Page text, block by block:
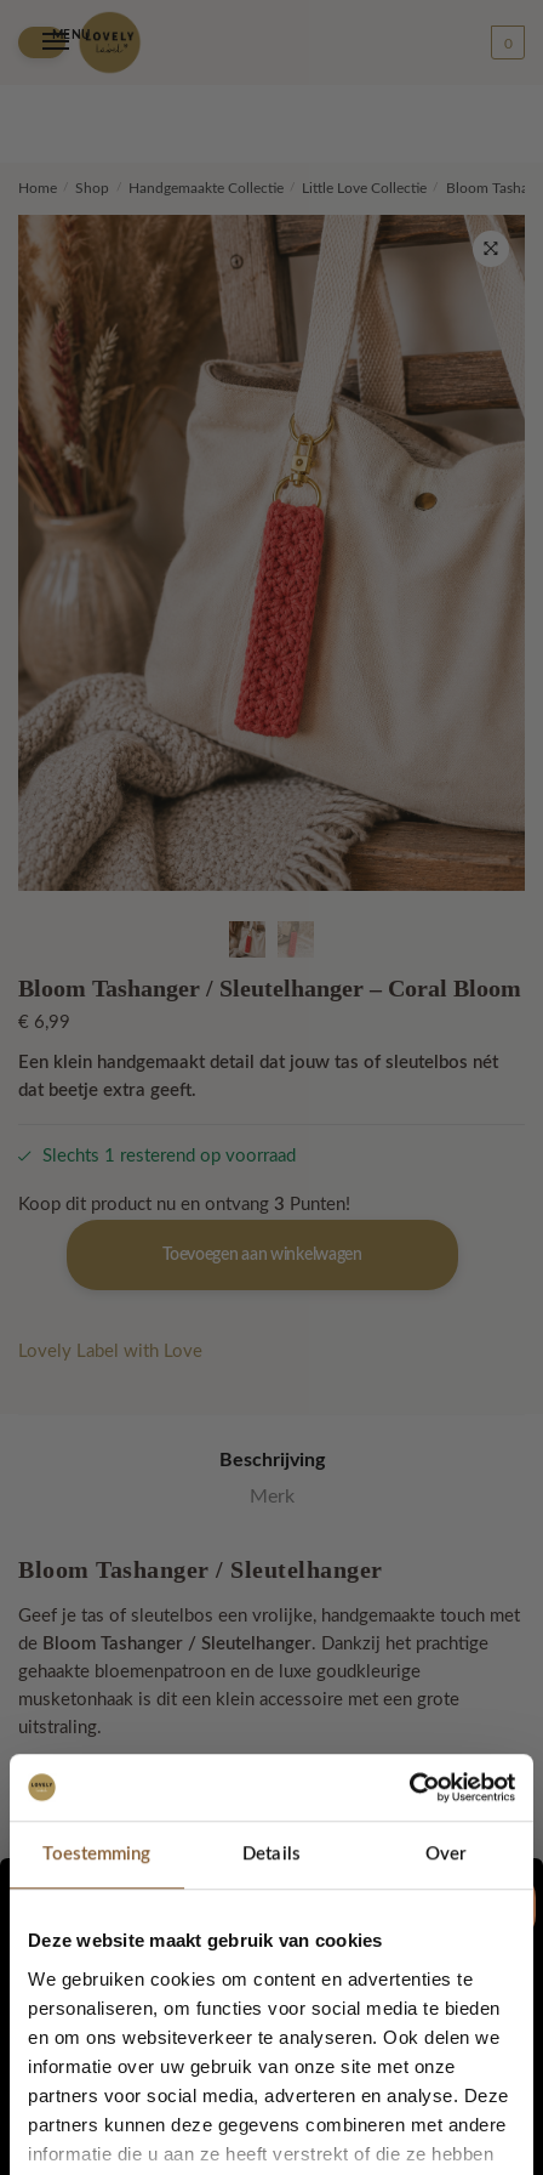
Toestemming Details Over
Deze website maakt gebruik van cookies
We gebruiken cookies om content en advertenties te
personaliseren, om functies voor social media te bieden
en om ons websiteverkeer te analyseren. Ook delen we
informatie over uw gebruik van onze site met onze
partners voor social media, adverteren en analyse. Deze
partners kunnen deze gegevens combineren met andere
informatie die u aan ze heeft verstrekt of die ze hebben
navigation
content
MENU
0
Home Shop Handgemaakte Collectie Little Love Collectie / Bloom
Bloom Tashanger / Sleutelhanger – Coral Bloom
€ 6,99
Een klein handgemaakt detail dat jouw tas of sleutelbos nét
dat beetje extra geeft.
Slechts 1 resterend op voorraad
Koop dit product nu en ontvang 3 Punten!
Tashanger
-
Toevoegen aan winkelwagen
Lovely Label with Love
Beschrijving
Merk
Bloom Tashanger / Sleutelhanger
Geef je tas of sleutelbos een vrolijke, handgemaakte touch met
de Bloom Tashanger / Sleutelhanger. Dankzij het prachtige
gehaakte bloemenpatroon en de luxe goudkleurige
musketonhaak is dit een klein accessoire met een grote
uitstraling.
Elke Bloom wordt met liefde met de hand gehaakt van zacht
katoen en is daardoor uniek. Hang hem aan je favoriete tas,
persoonlijk detail.
op handgemaakte accessoires.
Waarom je kiest voor de Bloom
Tashanger
De Bloom Tashanger is niet alleen een praktisch accessoire,
maar ook een stijlvolle toevoeging aan je favoriete tas of
5% korting...